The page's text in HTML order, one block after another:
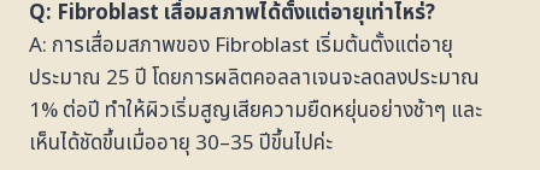
Q: Fibroblast เสื่อมสภาพได้ตั้งแต่อายุเท่าไหร่?
A: การเสื่อมสภาพของ Fibroblast เริ่มต้นตั้งแต่อายุ
ประมาณ 25 ปี โดยการผลิตคอลลาเจนจะลดลงประมาณ
1% ต่อปี ทำให้ผิวเริ่มสูญเสียความยืดหยุ่นอย่างช้าๆ และ
เห็นได้ชัดขึ้นเมื่ออายุ 30–35 ปีขึ้นไปค่ะ